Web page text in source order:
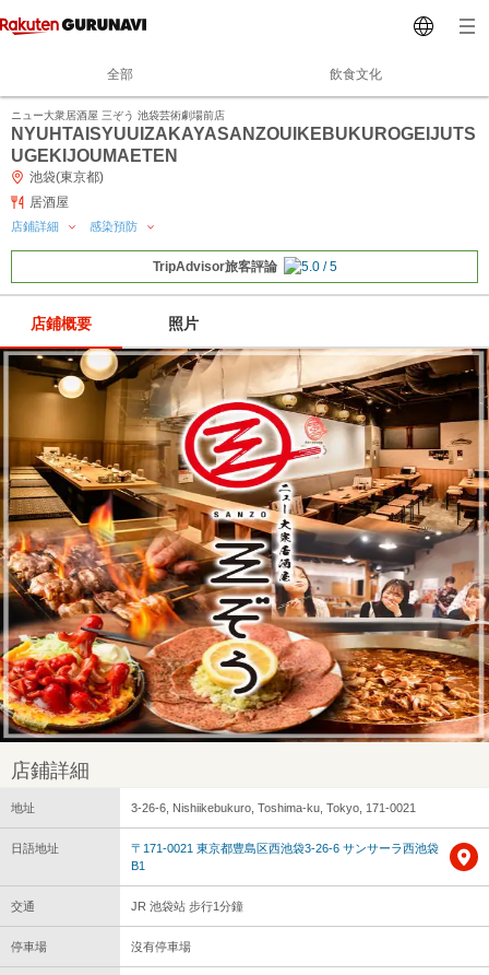
全部 飲食文化
ニュー大衆居酒屋 三ぞう 池袋芸術劇場前店
NYUHTAISYUUIZAKAYASANZOUIKEBUKUROGEIJUTS
UGEKIJOUMAETEN
池袋(東京都)
居酒屋
店鋪詳細 感染預防
TripAdvisor旅客評論
店鋪概要 照片
店鋪詳細
地址 3-26-6, Nishiikebukuro, Toshima-ku, Tokyo, 171-0021
日語地址
〒171-0021 東京都豊島区西池袋3-26-6 サンサーラ西池袋
B1
交通 JR 池袋站 步行1分鐘
停車場 沒有停車場